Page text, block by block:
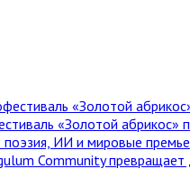
«Золотой абрикос»
поэзия, ИИ и мировые